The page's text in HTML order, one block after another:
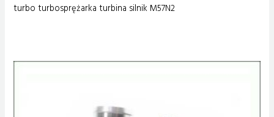
turbo turbosprężarka turbina silnik M57N2